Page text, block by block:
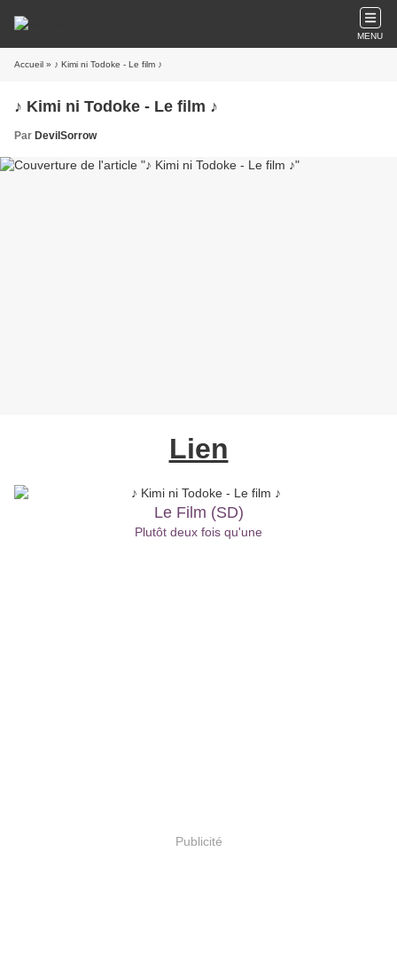
MENU
Accueil » ♪ Kimi ni Todoke - Le film ♪
♪ Kimi ni Todoke - Le film ♪
Par DevilSorrow
Lien
Le Film (SD)
Plutôt deux fois qu'une
Publicité